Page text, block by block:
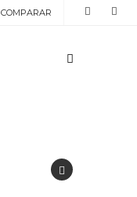
COMPARAR